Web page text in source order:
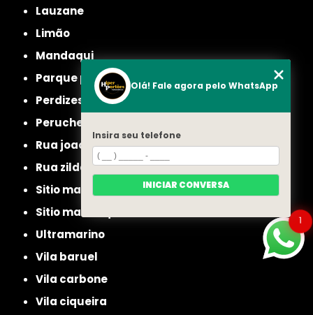
lauzane
limão
mandaqui
parque peruche
perdizes
peruche
rua joao ruthe
rua zilda
sitio manda aqui
sitio mandaqui
ultramarino
vila baruel
vila carbone
vila ciqueira
1
Olá! Fale agora pelo WhatsApp
Insira seu telefone
INICIAR CONVERSA